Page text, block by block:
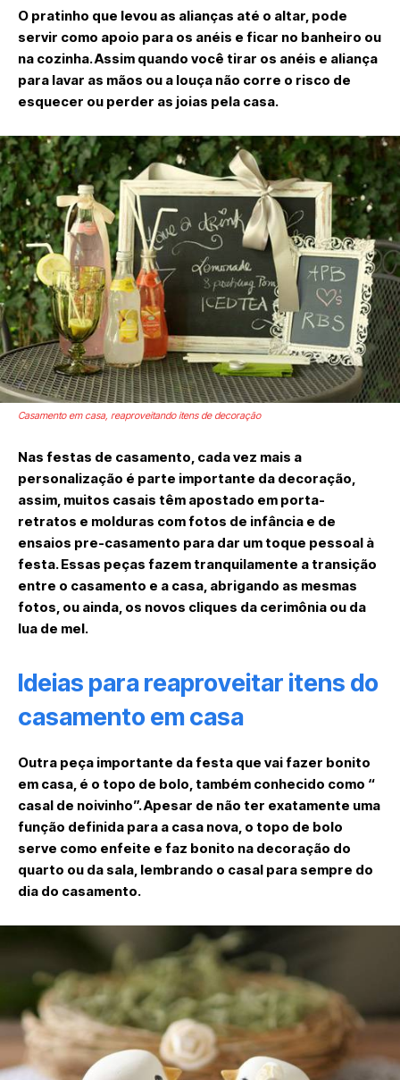
O pratinho que levou as alianças até o altar, pode
servir como apoio para os anéis e ficar no banheiro ou
na cozinha. Assim quando você tirar os anéis e aliança
para lavar as mãos ou a louça não corre o risco de
esquecer ou perder as joias pela casa.
Casamento em casa, reaproveitando itens de decoração
Nas festas de casamento, cada vez mais a
personalização é parte importante da decoração,
assim, muitos casais têm apostado em porta-
retratos e molduras com fotos de infância e de
ensaios pre-casamento para dar um toque pessoal à
festa. Essas peças fazem tranquilamente a transição
entre o casamento e a casa, abrigando as mesmas
fotos, ou ainda, os novos cliques da cerimônia ou da
lua de mel.
Ideias para reaproveitar itens do
casamento em casa
Outra peça importante da festa que vai fazer bonito
em casa, é o topo de bolo, também conhecido como “
casal de noivinho”. Apesar de não ter exatamente uma
função definida para a casa nova, o topo de bolo
serve como enfeite e faz bonito na decoração do
quarto ou da sala, lembrando o casal para sempre do
dia do casamento.